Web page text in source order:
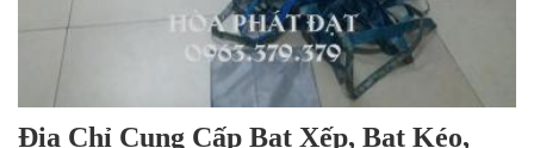
Địa Chỉ Cung Cấp Bạt Xếp, Bạt Kéo,